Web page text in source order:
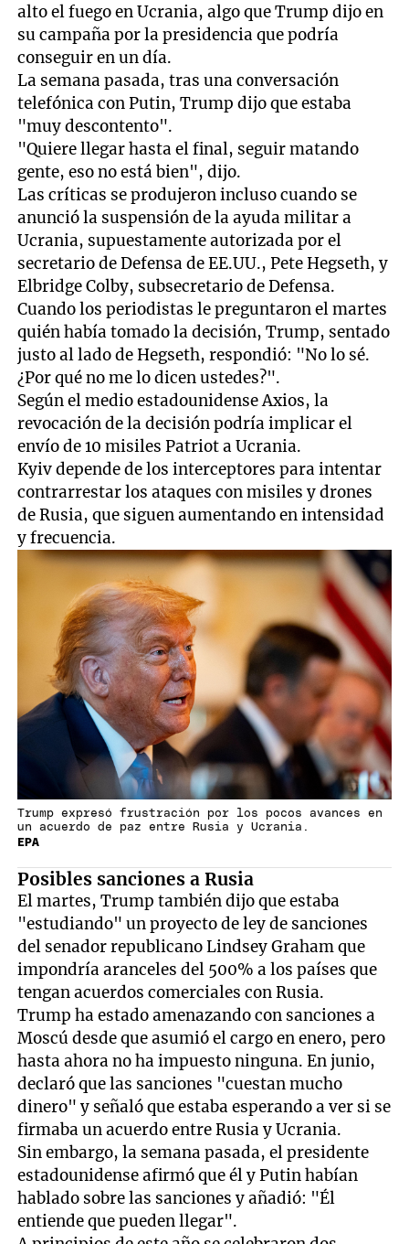
alto el fuego en Ucrania, algo que Trump dijo en
su campaña por la presidencia que podría
conseguir en un día.
La semana pasada, tras una conversación
telefónica con Putin, Trump dijo que estaba
"muy descontento".
"Quiere llegar hasta el final, seguir matando
gente, eso no está bien", dijo.
Las críticas se produjeron incluso cuando se
anunció la suspensión de la ayuda militar a
Ucrania, supuestamente autorizada por el
secretario de Defensa de EE.UU., Pete Hegseth, y
Elbridge Colby, subsecretario de Defensa.
Cuando los periodistas le preguntaron el martes
quién había tomado la decisión, Trump, sentado
justo al lado de Hegseth, respondió: "No lo sé.
¿Por qué no me lo dicen ustedes?".
Según el medio estadounidense Axios, la
revocación de la decisión podría implicar el
envío de 10 misiles Patriot a Ucrania.
Kyiv depende de los interceptores para intentar
contrarrestar los ataques con misiles y drones
de Rusia, que siguen aumentando en intensidad
y frecuencia.
EPA
Trump expresó frustración por los pocos avances en
un acuerdo de paz entre Rusia y Ucrania.
Posibles sanciones a Rusia
El martes, Trump también dijo que estaba
"estudiando" un proyecto de ley de sanciones
del senador republicano Lindsey Graham que
impondría aranceles del 500% a los países que
tengan acuerdos comerciales con Rusia.
Trump ha estado amenazando con sanciones a
Moscú desde que asumió el cargo en enero, pero
hasta ahora no ha impuesto ninguna. En junio,
declaró que las sanciones "cuestan mucho
dinero" y señaló que estaba esperando a ver si se
firmaba un acuerdo entre Rusia y Ucrania.
Sin embargo, la semana pasada, el presidente
estadounidense afirmó que él y Putin habían
hablado sobre las sanciones y añadió: "Él
entiende que pueden llegar".